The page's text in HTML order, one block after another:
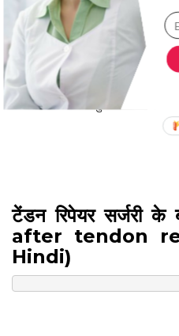
निशान ऊतक को कम करने के
आवश्यकता हो सकती है। बहुत अधिक
स्थानांतरित करना मुश्किल बना सकते
टेंडन रिपेयर सर्जरी
after tendon
Hindi)